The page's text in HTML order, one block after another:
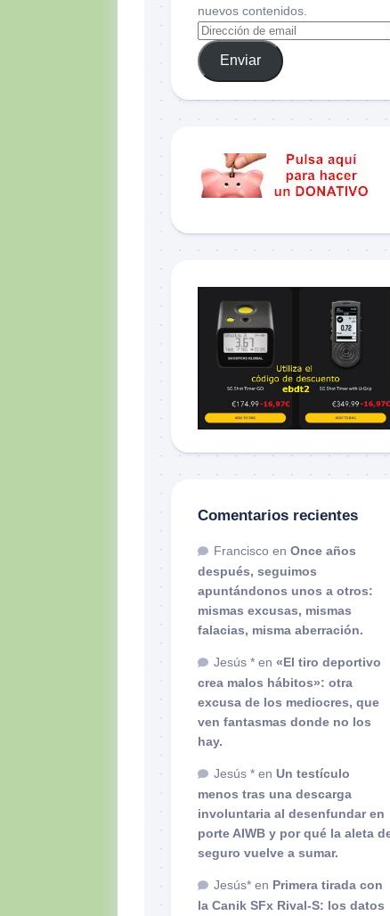
nuevos contenidos.
Enviar
Comentarios recientes
Francisco en Once años
después, seguimos
apuntándonos unos a otros:
mismas excusas, mismas
falacias, misma aberración.
Jesús * en «El tiro deportivo
crea malos hábitos»: otra
excusa de los mediocres, que
ven fantasmas donde no los
hay.
Jesús * en Un testículo
menos tras una descarga
involuntaria al desenfundar en
porte AIWB y por qué la aleta
seguro vuelve a sumar.
Jesús* en Primera tirada con
la Canik SFx Rival-S: los datos